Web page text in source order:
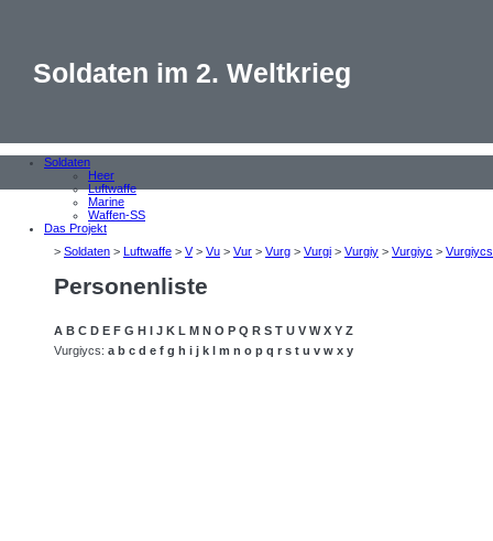
Soldaten im 2. Weltkrieg
Soldaten
Heer
Luftwaffe
Marine
Waffen-SS
Das Projekt
> Soldaten > Luftwaffe > V> Vu > Vur > Vurg > Vurgi > Vurgiy > Vurgiyc > Vurgiycs
Personenliste
A B C D E F G H J K L M N O P Q R S T U V W X Y Z
Vurgiycs: a b c d e f g h i j k l m n o p q r s t u v w x y